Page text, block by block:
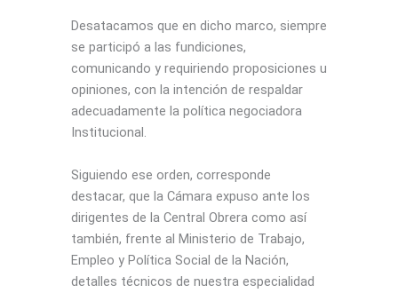
Desatacamos que en dicho marco, siempre
se participó a las fundiciones,
comunicando y requiriendo proposiciones u
opiniones, con la intención de respaldar
adecuadamente la política negociadora
Institucional.
Siguiendo ese orden, corresponde
destacar, que la Cámara expuso ante los
dirigentes de la Central Obrera como así
también, frente al Ministerio de Trabajo,
Empleo y Política Social de la Nación,
detalles técnicos de nuestra especialidad